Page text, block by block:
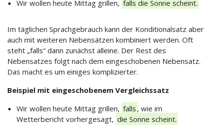
Wir wollen heute Mittag grillen, falls die Sonne scheint.
Im täglichen Sprachgebrauch kann der Konditionalsatz aber
auch mit weiteren Nebensätzen kombiniert werden. Oft
steht „falls“ dann zunächst alleine. Der Rest des
Nebensatzes folgt nach dem eingeschobenen Nebensatz.
Das macht es um einiges komplizierter.
Beispiel mit eingeschobenem Vergleichssatz
Wir wollen heute Mittag grillen, falls , wie im
Wetterbericht vorhergesagt, die Sonne scheint.